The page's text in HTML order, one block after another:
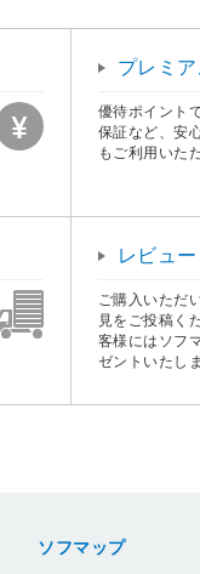
プレミア
優待ポイント
保証など、安
もご利用いた
レビュー
ご購入いただ
見をご投稿く
客様にはソフ
ゼントいたし
ソフマップ